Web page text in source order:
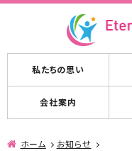
私たちの思い
会社案内
ホーム
お知らせ